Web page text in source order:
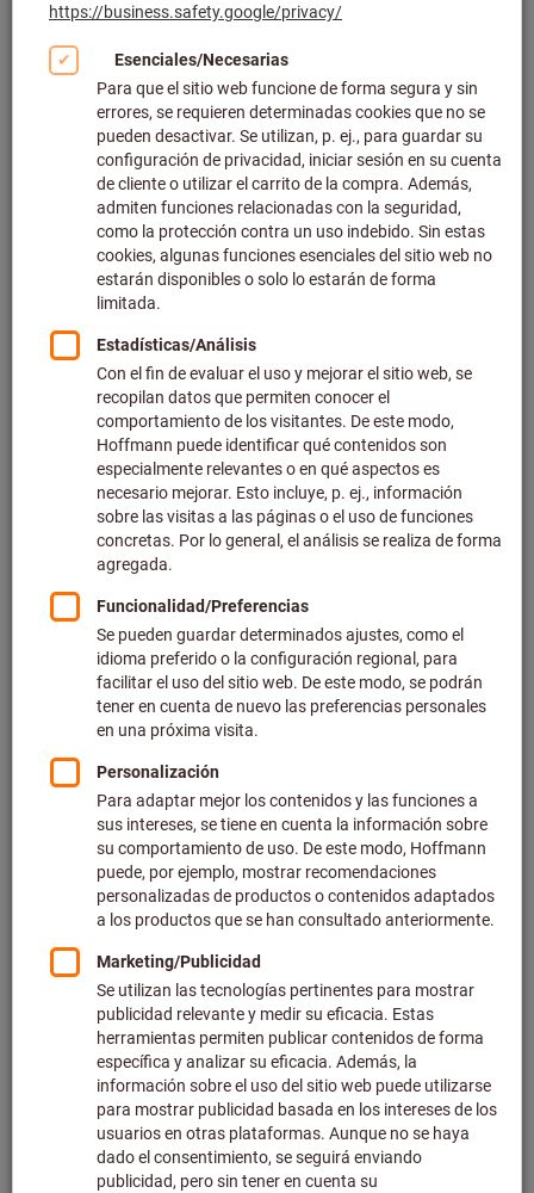
Haga clic para ampliar la imagen
Precio por 1 Unidad
más IVA en la tarifa actualGastos de envío no incluidos
Precios individuales para clientes empresariales después
iniciar sesión.
Cantidad
Añadir a la cesta de la compra
Tiempo de entrega estimado: 2-3 semanas. Para confirmar los
plazos de entrega, escríbanos a contacto@hoffmann-
group.com
Tenga en cuenta el mayor plazo de entrega y el servicio
de asesoramiento técnico limitado:
Pedimos este artículo para usted directamente al
fabricante, ya que no forma parte de nuestra gama
principal y, por tanto, no lo tenemos en stock.
Información